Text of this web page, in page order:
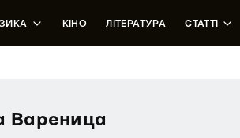
КІНО ЛІТЕРАТУРА СТАТТІ
Вареница